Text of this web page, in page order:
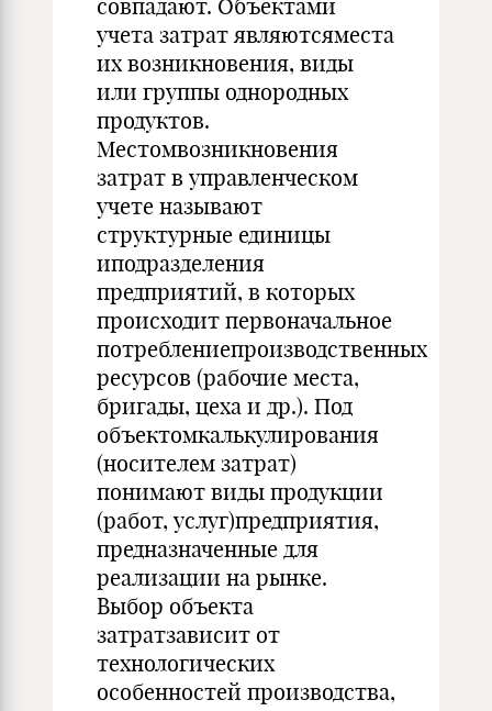
совпадают. Объектами
учета затрат являютсяместа
их возникновения, виды
или группы однородных
продуктов.
Местомвозникновения
затрат в управленческом
учете называют
структурные единицы
иподразделения
предприятий, в которых
происходит первоначальное
потреблениепроизводственных
ресурсов (рабочие места,
бригады, цеха и др.). Под
объектомкалькулирования
(носителем затрат)
понимают виды продукции
(работ, услуг)предприятия,
предназначенные для
реализации на рынке.
Выбор объекта
затратзависит от
технологических
особенностей производства,